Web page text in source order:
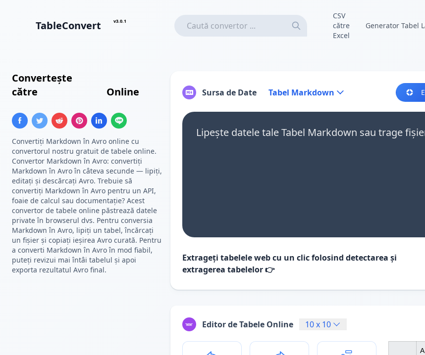
TableConvert v3.0.1
CSV
către
Excel
Generator Tabel
Convertește
către
Online
Convertiți Markdown în Avro online cu
convertorul nostru gratuit de tabele online.
Convertor Markdown în Avro: convertiți
Markdown în Avro în câteva secunde — lipiți,
editați și descărcați Avro. Trebuie să
convertiți Markdown în Avro pentru un API,
foaie de calcul sau documentație? Acest
convertor de tabele online păstrează datele
private în browserul dvs. Pentru conversia
Markdown în Avro, lipiți un tabel, încărcați
un fișier și copiați ieșirea Avro curată. Pentru
a converti Markdown în Avro în mod fiabil,
puteți revizui mai întâi tabelul și apoi
exporta rezultatul Avro final.
Sursa de Date Tabel Markdown
Lipește datele tale Tabel Markdown sau trage
Extrageți tabelele web cu un clic folosind detectarea și
extragerea tabelelor 👉
Editor de Tabele Online 10x 10
A